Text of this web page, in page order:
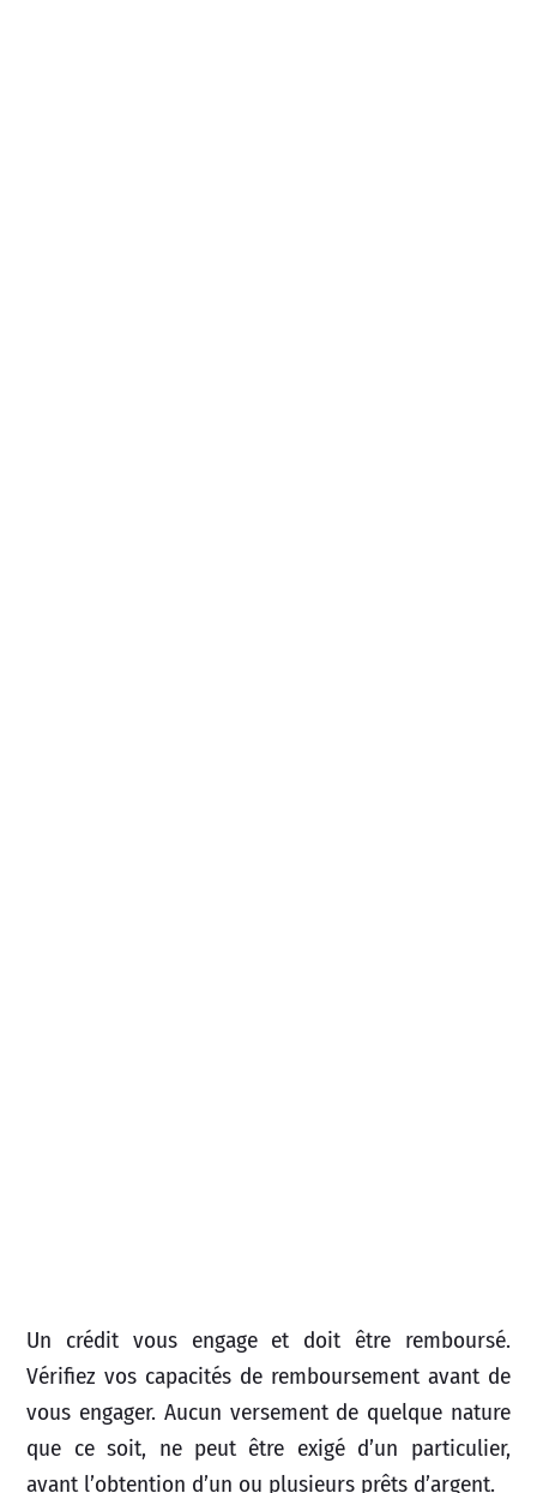
Un crédit vous engage et doit être remboursé.
Vérifiez vos capacités de remboursement avant de
vous engager. Aucun versement de quelque nature
que ce soit, ne peut être exigé d’un particulier,
avant l’obtention d’un ou plusieurs prêts d’argent.